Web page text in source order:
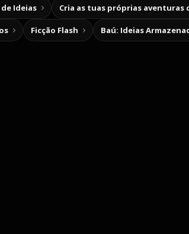
Ideias
Ficção Flash Baú: Ideias